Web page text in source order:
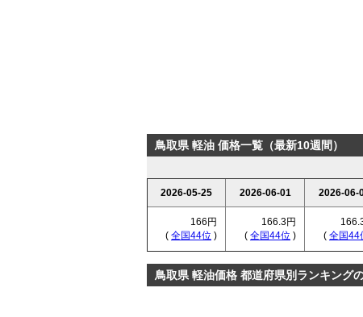
鳥取県 軽油 価格一覧（最新10週間）
2026-05-25 2026-06-01 2026-06-
166円
( 全国44位 )
166.3円
( 全国44位 )
( 全国44
鳥取県 軽油価格 都道府県別ランキング